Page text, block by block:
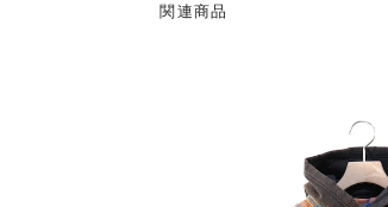
関連商品